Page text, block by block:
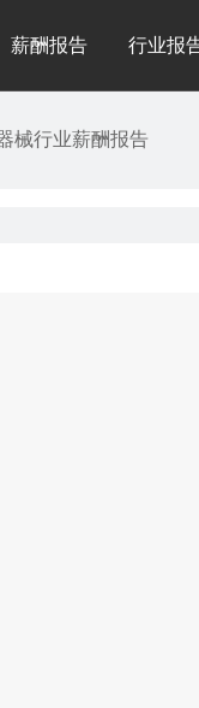
薪酬报告 行业报
械行业薪酬报告